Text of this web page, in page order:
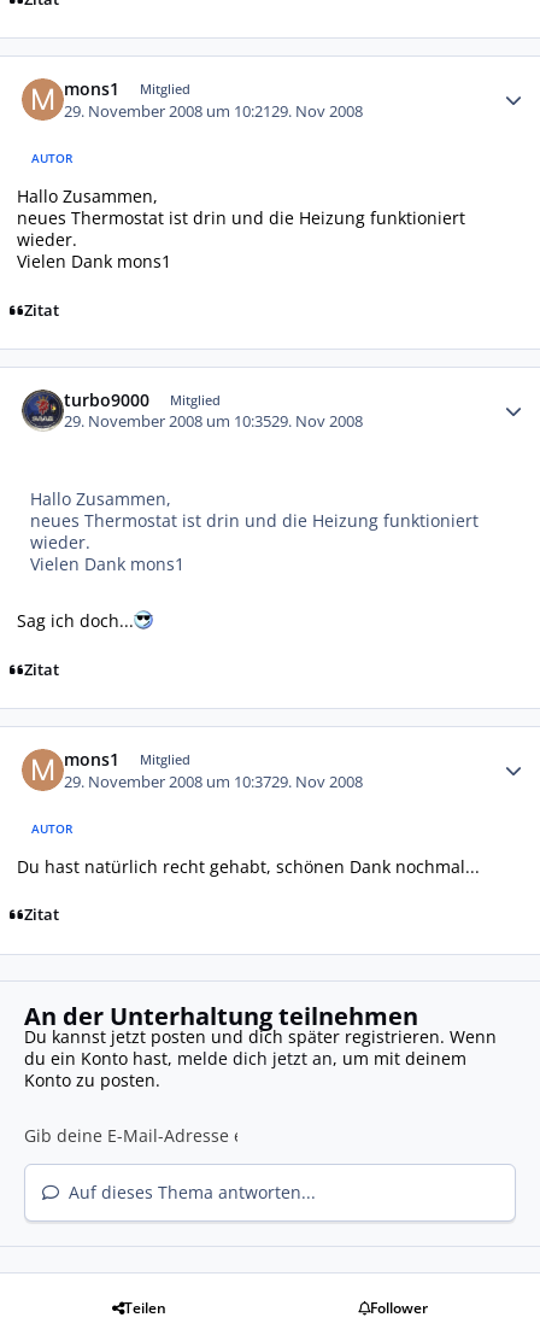
mons1 Mitglied
29. November 2008 um 10:2129. Nov 2008
AUTOR
Hallo Zusammen,
neues Thermostat ist drin und die Heizung funktioniert
wieder.
Vielen Dank mons1
Zitat
turbo9000 Mitglied
29. November 2008 um 10:3529. Nov 2008
Hallo Zusammen,
neues Thermostat ist drin und die Heizung funktioniert
wieder.
Vielen Dank mons1
Sag ich doch...
Zitat
mons1 Mitglied
29. November 2008 um 10:3729. Nov 2008
AUTOR
Du hast natürlich recht gehabt, schönen Dank nochmal...
Zitat
An der Unterhaltung teilnehmen
Du kannst jetzt posten und dich später registrieren. Wenn
du ein Konto hast, melde dich jetzt an, um mit deinem
Konto zu posten.
Auf dieses Thema antworten...
Teilen Follower